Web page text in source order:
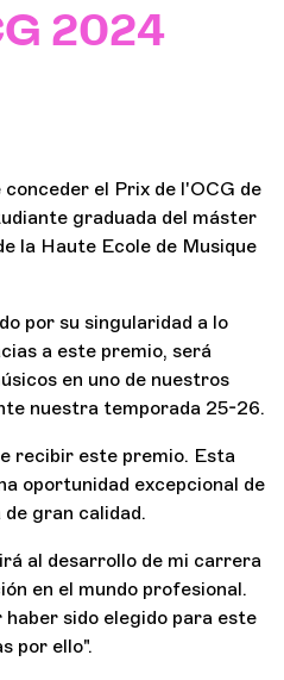
2024
el Prix de l'OCG de
graduada del máster
la Haute Ecole de Musique
por su singularidad a lo
a este premio, será
en uno de nuestros
nuestra temporada 25-26.
recibir este premio. Esta
oportunidad excepcional de
gran calidad.
al desarrollo de mi carrera
en el mundo profesional.
sido elegido para este
por ello".
Pro